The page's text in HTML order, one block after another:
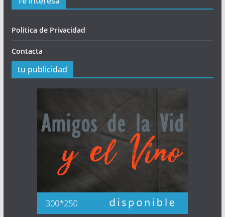
Politica de Privacidad
Contacta
tu publicidad